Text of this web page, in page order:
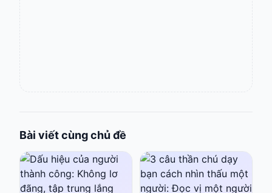
Bài viết cùng chủ đề